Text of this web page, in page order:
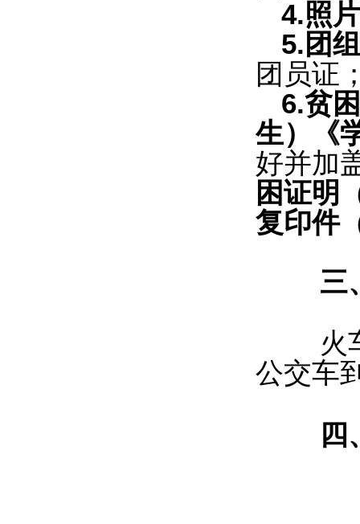
4.照
5.团
团员证
6.贫
生）《
好并加
困证明
复印件
三、
火车
公交车
四、